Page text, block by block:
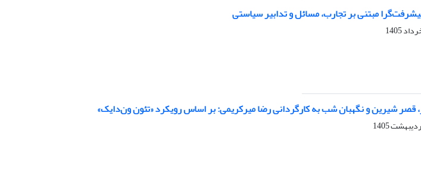
مبتنی بر تجارب، مسائل و تدابیر سیاستی
قصر شیرین و نگهبان شب به کارگردانی رضا میرکریمی: بر اساس رویکرد «تئون ون‌دایک»